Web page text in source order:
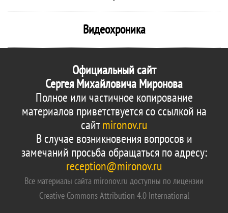
Видеохроника
Официальный сайт
Сергея Михайловича Миронова
Полное или частичное копирование
материалов приветствуется со ссылкой на
сайтmironov.ru
В случае возникновения вопросов и
замечаний просьба обращаться по адресу:
reception@mironov.ru
Все материалы сайта mironov.ru доступны по лицензии
Creative Commons Attribution 4.0 International